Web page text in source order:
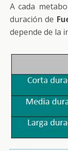
A cada
duración de
depende de la